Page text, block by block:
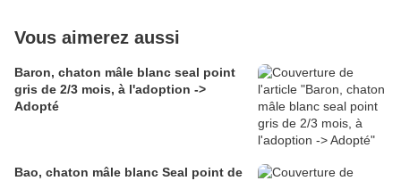
Vous aimerez aussi
Baron, chaton mâle blanc seal point
gris de 2/3 mois, à l'adoption ->
Adopté
Bao, chaton mâle blanc Seal point de